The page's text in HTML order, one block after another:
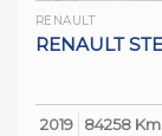
RENAULT
RENAULT
2019 84258 Km